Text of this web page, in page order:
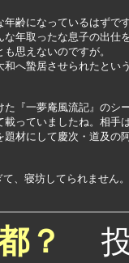
年齢になっているはずで
年取ったな息子の出仕
思えないのですが。
へ蟄居させられたとい
た『一夢庵風流記』のシ
載っていましたね。相手
題材にして慶次・道及の
、寝坊してられません。
？